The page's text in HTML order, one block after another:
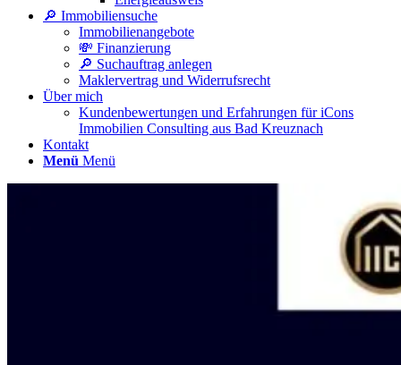
🔎 Immobiliensuche
Immobilienangebote
💸 Finanzierung
🔎 Suchauftrag anlegen
Maklervertrag und Widerrufsrecht
Über mich
Kundenbewertungen und Erfahrungen für iCons
Immobilien Consulting aus Bad Kreuznach
Kontakt
Menü Menü